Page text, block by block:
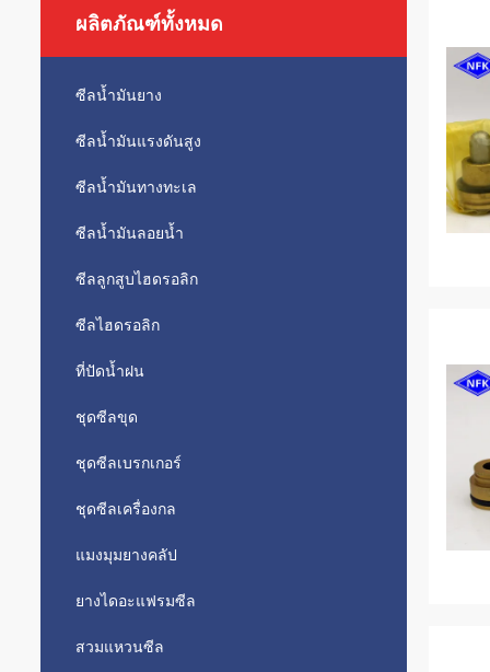
ผลิตภัณฑ์ทั้งหมด
ซีลน้ำมันยาง
ซีลน้ำมันแรงดันสูง
ซีลน้ำมันทางทะเล
ซีลน้ำมันลอยน้ำ
ซีลลูกสูบไฮดรอลิก
ซีลไฮดรอลิก
ที่ปัดน้ำฝน
ชุดซีลขุด
ชุดซีลเบรกเกอร์
ชุดซีลเครื่องกล
แมงมุมยางคลัป
ยางไดอะแฟรมซีล
สวมแหวนซีล